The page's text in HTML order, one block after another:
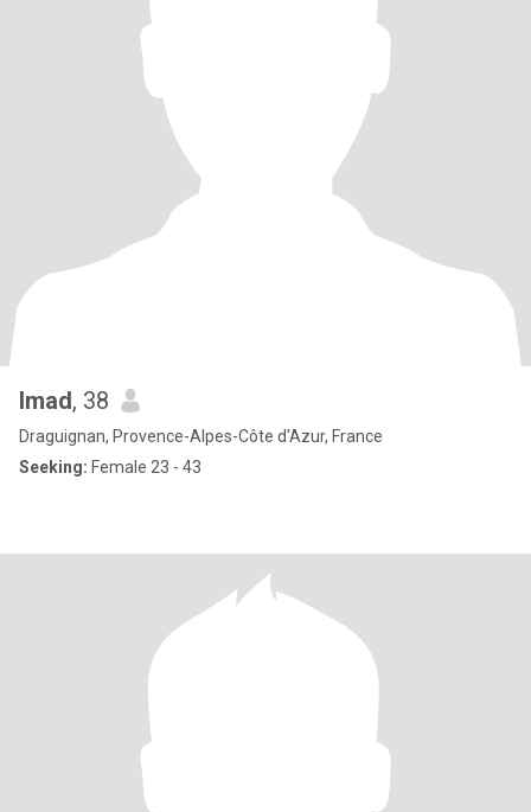
Imad, 38
Draguignan, Provence-Alpes-Côte d'Azur, France
Seeking: Female 23 - 43